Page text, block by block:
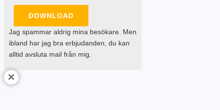
DOWNLOAD
Jag spammar aldrig mina besökare. Men
ibland har jag bra erbjudanden, du kan
alltid avsluta mail från mig.
×